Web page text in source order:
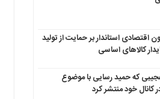
اقتصادی استاندار بر حمایت از تولید
کالاهای اساسی
که حمید رسایی با موضوع
کانال خود منتشر کرد